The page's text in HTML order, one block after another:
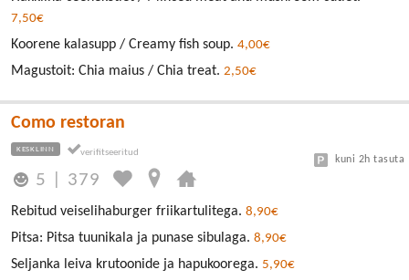
7,50€
Koorene kalasupp / Creamy fish soup. 4,00€
Magustoit: Chia maius / Chia treat. 2,50€
Como restoran
KESKLINN
5 379
kuni 2h tasuta
Rebitud veiselihaburger friikartulitega. 8,90€
Pitsa: Pitsa tuunikala ja punase sibulaga. 8,90€
Seljanka leiva krutoonide ja hapukoorega. 5,90€